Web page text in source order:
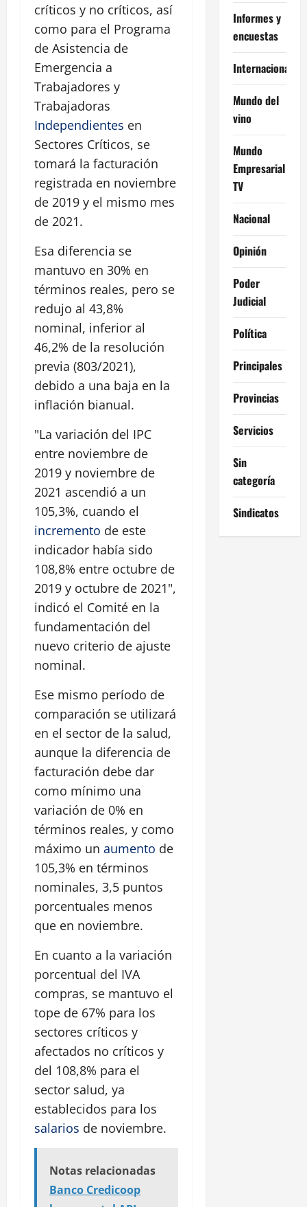
críticos y no críticos, así
como para el Programa
de Asistencia de
Emergencia a
Trabajadores y
Trabajadoras
Independientes en
Sectores Críticos, se
tomará la facturación
registrada en noviembre
de 2019 y el mismo mes
de 2021.
Esa diferencia se
mantuvo en 30% en
términos reales, pero se
redujo al 43,8%
nominal, inferior al
46,2% de la resolución
previa (803/2021),
debido a una baja en la
inflación bianual.
"La variación del IPC
entre noviembre de
2019 y noviembre de
2021 ascendió a un
105,3%, cuando el
incremento de este
indicador había sido
108,8% entre octubre de
2019 y octubre de 2021",
indicó el Comité en la
fundamentación del
nuevo criterio de ajuste
nominal.
Ese mismo período de
comparación se utilizará
en el sector de la salud,
aunque la diferencia de
facturación debe dar
como mínimo una
variación de 0% en
términos reales, y como
máximo un aumento de
105,3% en términos
nominales, 3,5 puntos
porcentuales menos
que en noviembre.
En cuanto a la variación
porcentual del IVA
compras, se mantuvo el
tope de 67% para los
sectores críticos y
afectados no críticos y
del 108,8% para el
sector salud, ya
establecidos para los
salarios de noviembre.
Notas relacionadas
Banco Credicoop
Informes y
encuestas
Internacional
Mundo del
vino
Mundo
Empresarial
TV
Nacional
Opinión
Poder
Judicial
Política
Principales
Provincias
Servicios
Sin
categoría
Sindicatos